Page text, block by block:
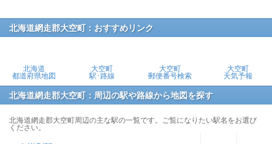
北海道網走郡大空町：おすすめリンク
北海道
都道府県地図
大空町
駅･路線
大空町
郵便番号検索
大空町
天気予報
北海道網走郡大空町：周辺の駅や路線から地図を探す
北海道網走郡大空町周辺の主な駅の一覧です。ご覧になりたい駅名をお選び
ください。